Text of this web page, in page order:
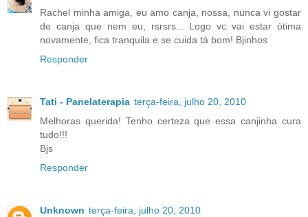
Rachel minha amiga, eu amo canja, nossa, nunca vi gostar
de canja que nem eu, rsrsrs... Logo vc vai estar ótima
novamente, fica tranquila e se cuida tá bom! Bjinhos
Responder
Tati - Panelaterapia terça-feira, julho 20, 2010
Melhoras querida! Tenho certeza que essa canjinha cura
tudo!!!
Bjs
Responder
Unknown terça-feira, julho 20, 2010